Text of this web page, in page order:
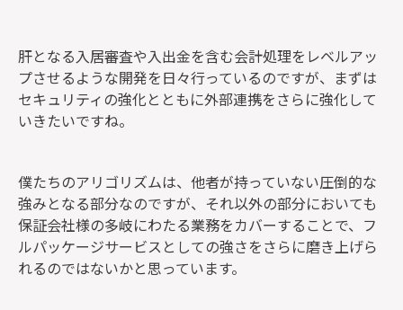
肝となる入居審査や入出金を含む会計処理をレベルアッ
プさせるような開発を日々行っているのですが、まずは
セキュリティの強化とともに外部連携をさらに強化して
いきたいですね。
僕たちのアリゴリズムは、他者が持っていない圧倒的な
強みとなる部分なのですが、それ以外の部分においても
保証会社様の多岐にわたる業務をカバーすることで、フ
ルパッケージサービスとしての強さをさらに磨き上げら
れるのではないかと思っています。